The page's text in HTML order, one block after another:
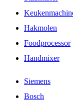
Hakmolen
Foodprocessor
Handmixer
Siemens
Bosch